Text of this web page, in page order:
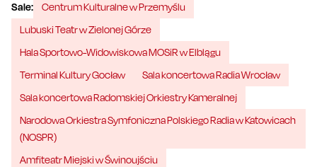
Sale:
Centrum Kulturalne w Przemyślu
Lubuski Teatr w Zielonej Górze
Hala Sportowo-Widowiskowa MOSiR w Elblągu
Terminal Kultury Gocław
Sala koncertowa Radia Wrocław
Sala koncertowa Radomskiej Orkiestry Kameralnej
Narodowa Orkiestra Symfoniczna Polskiego Radia w Katowicach
(NOSPR)
Amfiteatr Miejski w Świnoujściu